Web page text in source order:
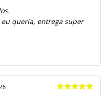
queria, entrega super